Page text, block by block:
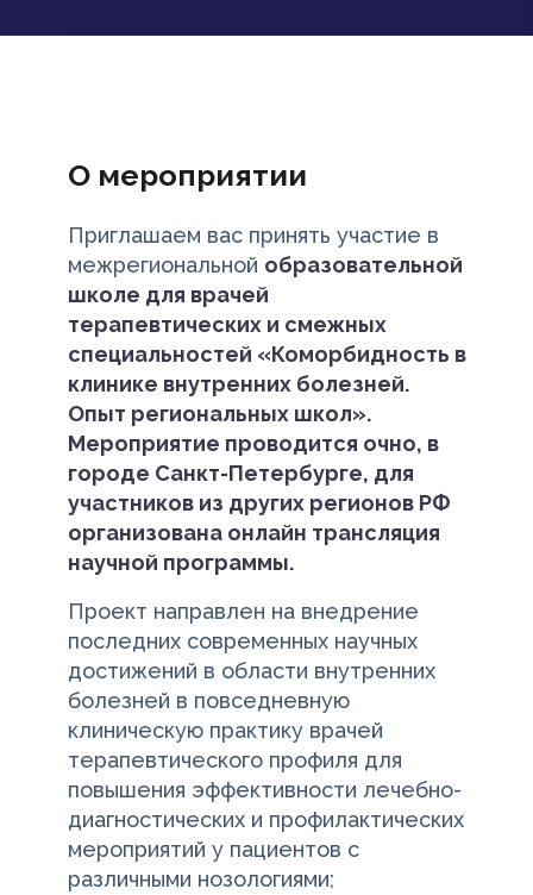
О мероприятии
Приглашаем вас принять участие в
межрегиональной образовательной
школе для врачей
терапевтических и смежных
специальностей «Коморбидность в
клинике внутренних болезней.
Опыт региональных школ».
Мероприятие проводится очно, в
городе Санкт-Петербурге, для
участников из других регионов РФ
организована онлайн трансляция
научной программы.
Проект направлен на внедрение
последних современных научных
достижений в области внутренних
болезней в повседневную
клиническую практику врачей
терапевтического профиля для
повышения эффективности лечебно-
диагностических и профилактических
мероприятий у пациентов с
различными нозологиями;